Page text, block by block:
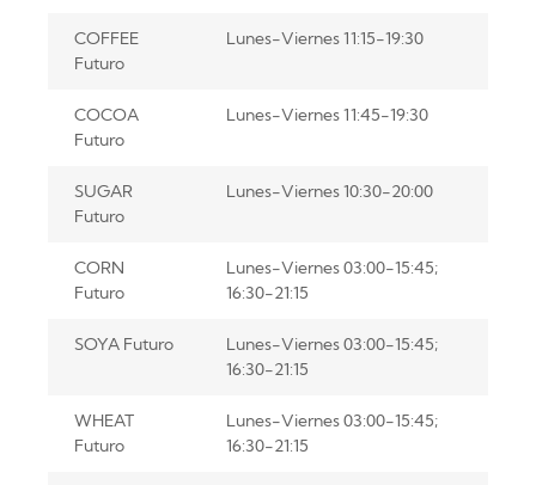
COFFEE
Futuro
Lunes-Viernes 11:15-19:30
COCOA
Futuro
Lunes-Viernes 11:45-19:30
SUGAR
Futuro
Lunes-Viernes 10:30-20:00
CORN
Futuro
Lunes-Viernes 03:00-15:45;
16:30-21:15
SOYA Futuro
Lunes-Viernes 03:00-15:45;
16:30-21:15
WHEAT
Futuro
Lunes-Viernes 03:00-15:45;
16:30-21:15